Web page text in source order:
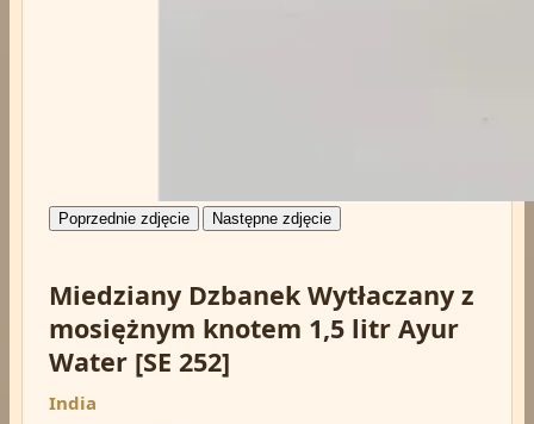
Poprzednie zdjęcie Następne zdjęcie
Miedziany Dzbanek Wytłaczany z
mosiężnym knotem 1,5 litr Ayur
Water [SE 252]
India